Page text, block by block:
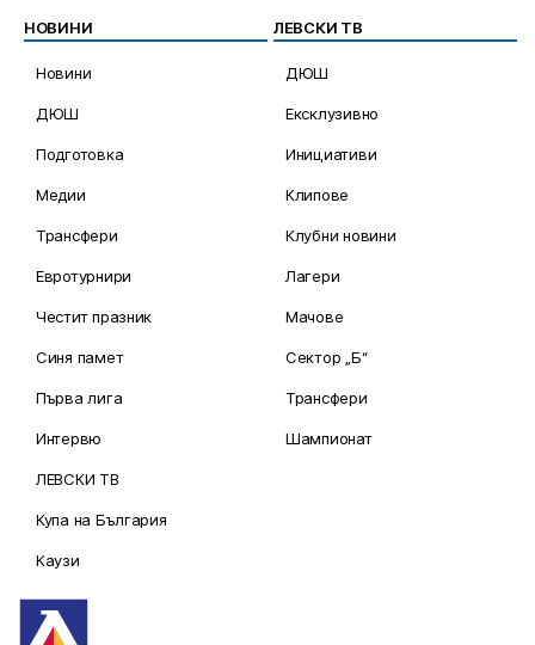
НОВИНИ
Новини
ДЮШ
Подготовка
Медии
Трансфери
Евротурнири
Честит празник
Синя памет
Първа лига
Интервю
ЛЕВСКИ ТВ
Купа на България
Каузи
ЛЕВСКИ ТВ
ДЮШ
Ексклузивно
Инициативи
Клипове
Клубни новини
Лагери
Мачове
Сектор „Б“
Трансфери
Шампионат